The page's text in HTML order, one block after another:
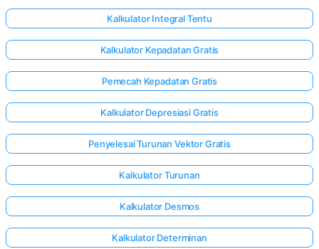
Kalkulator Integral Tentu
Kalkulator Kepadatan Gratis
Pemecah Kepadatan Gratis
Kalkulator Depresiasi Gratis
Penyelesai Turunan Vektor Gratis
Kalkulator Turunan
Kalkulator Desmos
Kalkulator Determinan